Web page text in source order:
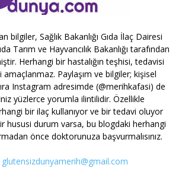
bilgiler, Sağlık Bakanlığı Gıda İlaç Dairesi
Tarım ve Hayvancılık Bakanlığı tarafından
Herhangi bir hastalığın teşhisi, tedavisi
Paylaşım ve bilgiler; kişisel
Instagram adresimde (@merihkafasi) de
yüzlerce yorumla ilintilidir. Özellikle
bir ilaç kullanıyor ve bir tedavi oluyor
hususi durum varsa, bu blogdaki herhangi
önce doktorunuza başvurmalısınız.
glutensizdunyamerih@gmail.com